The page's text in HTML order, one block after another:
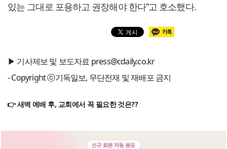
있는 그대로 포용하고 권장해야 한다”고 호소했다.
▶ 기사제보 및 보도자료 press@cdaily.co.kr
- Copyright ⓒ기독일보, 무단전재 및 재배포 금지
👉 새벽 예배 후, 교회에서 꼭 필요한 것은??